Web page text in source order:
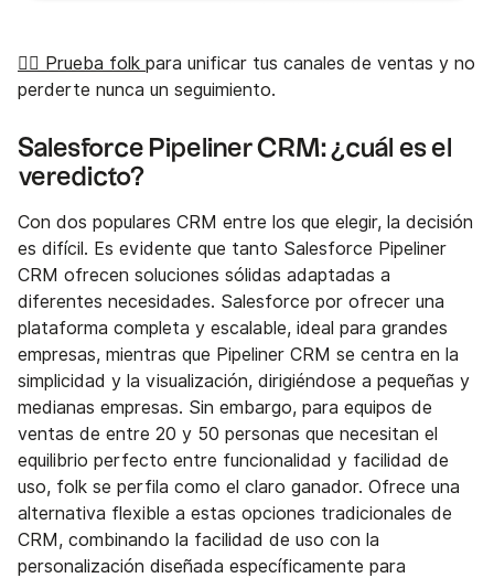
👉🏼 Prueba folk para unificar tus canales de ventas y no
perderte nunca un seguimiento.
Salesforce Pipeliner CRM: ¿cuál es el
veredicto?
Con dos populares CRM entre los que elegir, la decisión
es difícil. Es evidente que tanto Salesforce Pipeliner
CRM ofrecen soluciones sólidas adaptadas a
diferentes necesidades. Salesforce por ofrecer una
plataforma completa y escalable, ideal para grandes
empresas, mientras que Pipeliner CRM se centra en la
simplicidad y la visualización, dirigiéndose a pequeñas y
medianas empresas. Sin embargo, para equipos de
ventas de entre 20 y 50 personas que necesitan el
equilibrio perfecto entre funcionalidad y facilidad de
uso, folk se perfila como el claro ganador. Ofrece una
alternativa flexible a estas opciones tradicionales de
CRM, combinando la facilidad de uso con la
personalización diseñada específicamente para